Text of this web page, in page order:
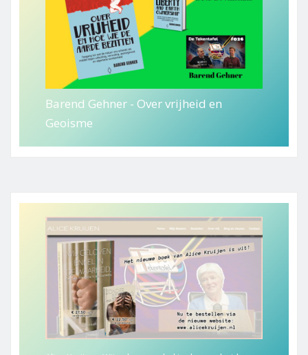
Barend Gehner - Over vrijheid en
Geoisme